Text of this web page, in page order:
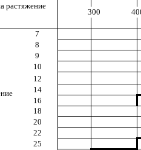
растяжение
300
7
8
9
10
12
14
16
18
20
22
25